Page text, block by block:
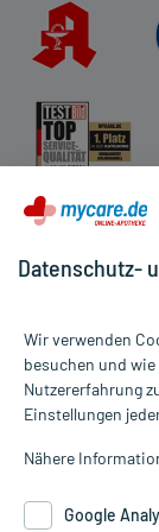
Impressum
Datenschutz
Cookie-
Rückgabe/Widerruf
Alle Preise gelten
Informationen auf
die
Therapien
Datenschutz-
Wir verwenden
besuchen und
Nutzererfahrung
Einstellungen
Nähere
Google